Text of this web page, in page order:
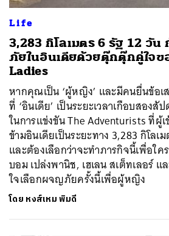
Life
3,283 กิโลเมตร 6 รัฐ 12 วัน
ภัยในอินเดียด้วยตุ๊กตุ๊กคู่ใจข
Ladies
หากคุณเป็น ‘ผู้หญิง’ และมีคนยื่นข้อ
ที่ ‘อินเดีย’ เป็นระยะเวลาเกือบสอง
ในการแข่งขัน The Adventurists ที่ผู้
ข้ามอินเดียเป็นระยะทาง 3,283 กิโลเ
และต้องเลือกว่าจะทำภารกิจนี้เพื่อใค
บอม เปล่งพานิช, เฮเลน สเต็ทเลอร์
ใจเลือกผจญภัยครั้งนี้เพื่อผู้หญิง
โดย หงส์เหม พิมดี